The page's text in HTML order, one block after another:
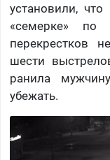
установили,
«семерке»
перекрестков
шести
ранила
убежать.